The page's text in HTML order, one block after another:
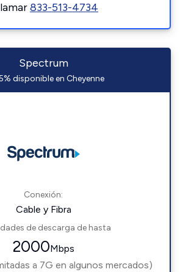
833-513-4734
Spectrum
disponible en Cheyenne
Conexión:
Cable y Fibra
de descarga de hasta
2000Mbps
a 7G en algunos mercados)